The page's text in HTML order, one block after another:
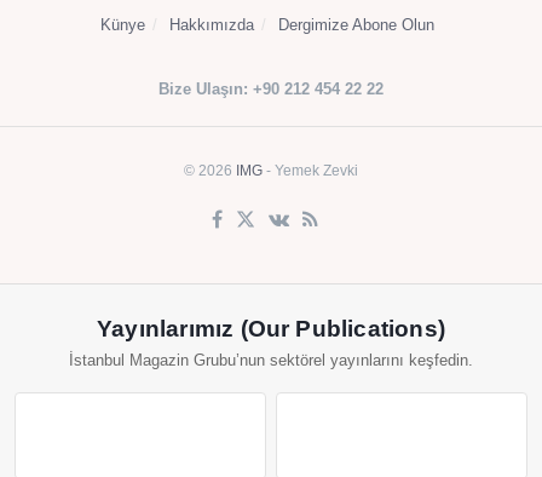
Künye Hakkımızda Dergimize Abone Olun
Bize Ulaşın: +90 212 454 22 22
© 2026 IMG - Yemek Zevki
Yayınlarımız (Our Publications)
İstanbul Magazin Grubu’nun sektörel yayınlarını keşfedin.